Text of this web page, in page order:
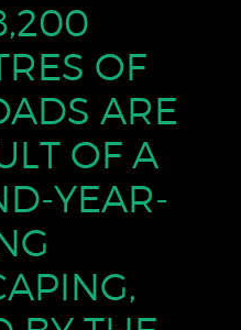
OF
ARE
OF A
YEAR-